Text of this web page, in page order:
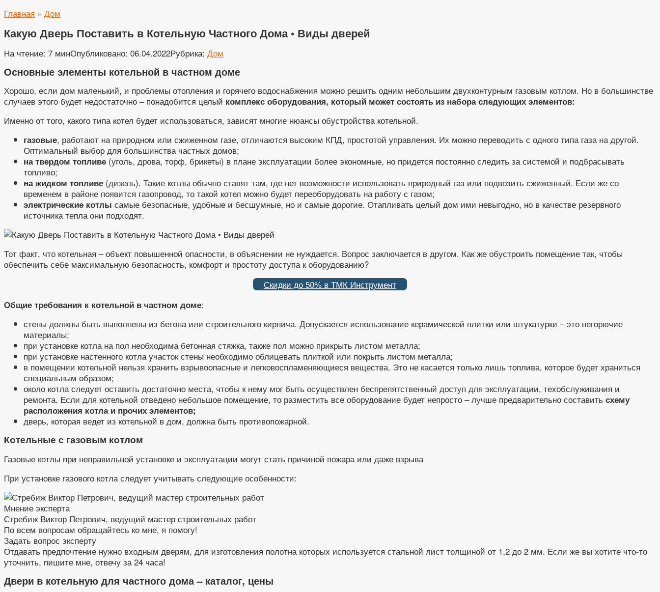
Главная » Дом
Какую Дверь Поставить в Котельную Частного Дома • Виды дверей
На чтение: 7 минОпубликовано: 06.04.2022Рубрика: Дом
Основные элементы котельной в частном доме
Хорошо, если дом маленький, и проблемы отопления и горячего водоснабжения можно решить одним небольшим двухконтурным газовым котлом. Но в большинстве
случаев этого будет недостаточно – понадобится целый комплекс оборудования, который может состоять из набора следующих элементов:
Именно от того, какого типа котел будет использоваться, зависят многие нюансы обустройства котельной.
газовые, работают на природном или сжиженном газе, отличаются высоким КПД, простотой управления. Их можно переводить с одного типа газа на другой.
Оптимальный выбор для большинства частных домов;
на твердом топливе (уголь, дрова, торф, брикеты) в плане эксплуатации более экономные, но придется постоянно следить за системой и подбрасывать
топливо;
на жидком топливе (дизель). Такие котлы обычно ставят там, где нет возможности использовать природный газ или подвозить сжиженный. Если же со
временем в районе появится газопровод, то такой котел можно будет переоборудовать на работу с газом;
электрические котлы самые безопасные, удобные и бесшумные, но и самые дорогие. Отапливать целый дом ими невыгодно, но в качестве резервного
источника тепла они подходят.
Тот факт, что котельная – объект повышенной опасности, в объяснении не нуждается. Вопрос заключается в другом. Как же обустроить помещение так, чтобы
обеспечить себе максимальную безопасность, комфорт и простоту доступа к оборудованию?
Скидки до 50% в ТМК Инструмент
Общие требования к котельной в частном доме:
стены должны быть выполнены из бетона или строительного кирпича. Допускается использование керамической плитки или штукатурки – это негорючие
материалы;
при установке котла на пол необходима бетонная стяжка, также пол можно прикрыть листом металла;
при установке настенного котла участок стены необходимо облицевать плиткой или покрыть листом металла;
в помещении котельной нельзя хранить взрывоопасные и легковоспламеняющиеся вещества. Это не касается только лишь топлива, которое будет храниться
специальным образом;
около котла следует оставить достаточно места, чтобы к нему мог быть осуществлен беспрепятственный доступ для эксплуатации, техобслуживания и
ремонта. Если для котельной отведено небольшое помещение, то разместить все оборудование будет непросто – лучше предварительно составить схему
расположения котла и прочих элементов;
дверь, которая ведет из котельной в дом, должна быть противопожарной.
Котельные с газовым котлом
Газовые котлы при неправильной установке и эксплуатации могут стать причиной пожара или даже взрыва
При установке газового котла следует учитывать следующие особенности:
Мнение эксперта
Стребиж Виктор Петрович, ведущий мастер строительных работ
По всем вопросам обращайтесь ко мне, я помогу!
Задать вопрос эксперту
Отдавать предпочтение нужно входным дверям, для изготовления полотна которых используется стальной лист толщиной от 1,2 до 2 мм. Если же вы хотите что-то
уточнить, пишите мне, отвечу за 24 часа!
Двери в котельную для частного дома – каталог, цены